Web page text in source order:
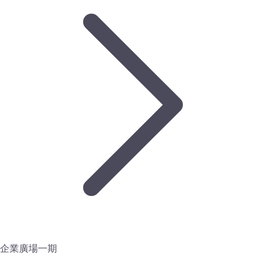
企業廣場一期